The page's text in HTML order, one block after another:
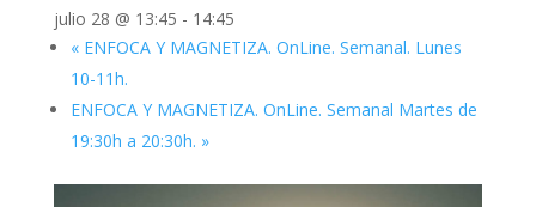
julio 28 @ 13:45 - 14:45
«ENFOCA Y MAGNETIZA. OnLine. Semanal. Lunes
10-11h.
ENFOCA Y MAGNETIZA. OnLine. Semanal Martes de
19:30h a 20:30h. »